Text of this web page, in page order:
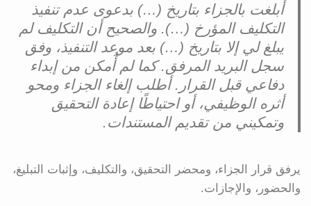
أبلغت بالجزاء بتاريخ (…) بدعوى عدم تنفيذ
التكليف المؤرخ (…). والصحيح أن التكليف لم
يبلغ لي إلا بتاريخ (…) بعد موعد التنفيذ، وفق
سجل البريد المرفق. كما لم أُمكن من إبداء
دفاعي قبل القرار. أطلب إلغاء الجزاء ومحو
أثره الوظيفي، أو احتياطًا إعادة التحقيق
وتمكيني من تقديم المستندات.
يرفق قرار الجزاء، ومحضر التحقيق، والتكليف، وإثبات التبليغ،
والحضور، والإجازات.